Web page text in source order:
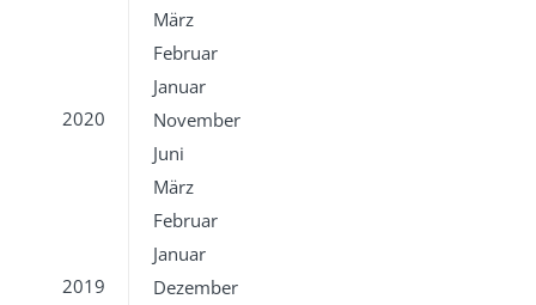
März
Februar
Januar
2020
November
Juni
März
Februar
Januar
2019
Dezember